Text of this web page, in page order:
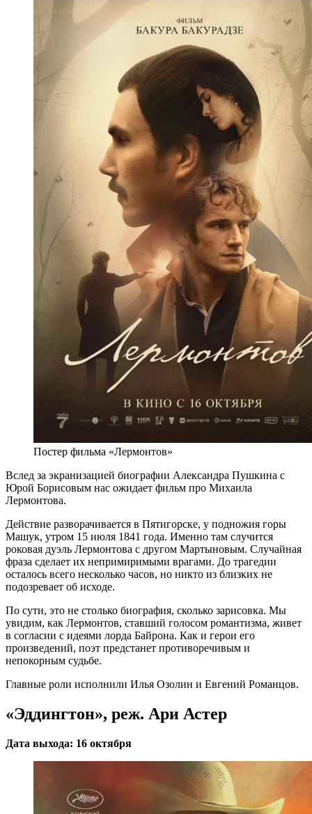
Постер фильма «Лермонтов»
Вслед за экранизацией биографии Александра Пушкина с
Юрой Борисовым нас ожидает фильм про Михаила
Лермонтова.
Действие разворачивается в Пятигорске, у подножия горы
Машук, утром 15 июля 1841 года. Именно там случится
роковая дуэль Лермонтова с другом Мартыновым. Случайная
фраза сделает их непримиримыми врагами. До трагедии
осталось всего несколько часов, но никто из близких не
подозревает об исходе.
По сути, это не столько биография, сколько зарисовка. Мы
увидим, как Лермонтов, ставший голосом романтизма, живет
в согласии с идеями лорда Байрона. Как и герои его
произведений, поэт предстанет противоречивым и
непокорным судьбе.
Главные роли исполнили Илья Озолин и Евгений Романцов.
«Эддингтон», реж. Ари Астер
Дата выхода: 16 октября